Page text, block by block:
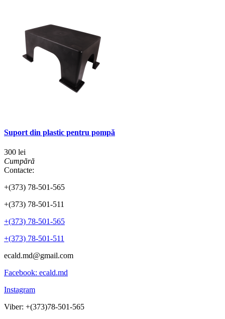
Suport din plastic pentru pompă
300 lei
Cumpără
Contacte:
+(373) 78-501-565
+(373) 78-501-511
+(373) 78-501-565
+(373) 78-501-511
ecald.md@gmail.com
Facebook: ecald.md
Instagram
Viber: +(373)78-501-565